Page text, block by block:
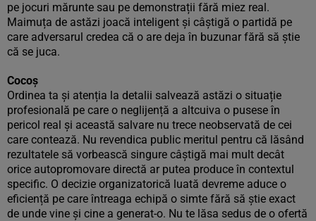
pe jocuri mărunte sau pe demonstrații fără miez real.
Maimuța de astăzi joacă inteligent și câștigă o partidă pe
care adversarul credea că o are deja în buzunar fără să știe
că se juca.
Cocoș
Ordinea ta și atenția la detalii salvează astăzi o situație
profesională pe care o neglijență a altcuiva o pusese în
pericol real și această salvare nu trece neobservată de cei
care contează. Nu revendica public meritul pentru că lăsând
rezultatele să vorbească singure câștigă mai mult decât
orice autopromovare directă ar putea produce în contextul
specific. O decizie organizatorică luată devreme aduce o
eficiență pe care întreaga echipă o simte fără să știe exact
de unde vine și cine a generat-o. Nu te lăsa sedus de o ofertă